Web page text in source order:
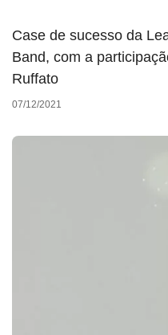
Case de sucesso da
Band, com a
Ruffato
07/12/2021